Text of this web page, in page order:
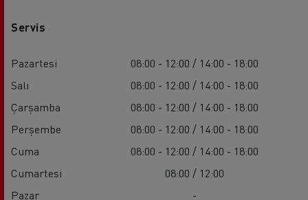
Servis
Pazartesi
08:00 - 12:00 / 14:00 - 18:00
Salı
08:00 - 12:00 / 14:00 - 18:00
Çarşamba
08:00 - 12:00 / 14:00 - 18:00
Perşembe
08:00 - 12:00 / 14:00 - 18:00
Cuma
08:00 - 12:00 / 14:00 - 18:00
Cumartesi
08:00 / 12:00
Pazar
-